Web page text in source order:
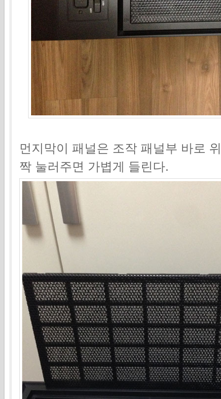
먼지막이 패널은 조작 패널부 바로
짝 눌러주면 가볍게 들린다.